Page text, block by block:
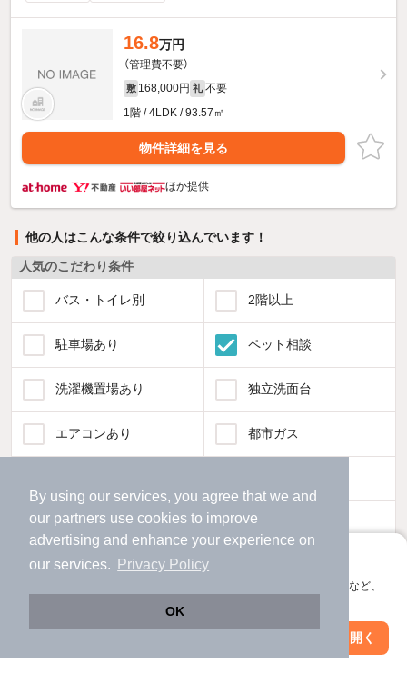
By using our services, you agree that we and
our partners use cookies to improve
advertising and enhance your experience on
our services.
Privacy Policy
OK
アプリに切り替えて、サクサクお部屋探し
会員登録なしですぐ使える。マップ検索やお気に入り保存など、
アプリを開く
16.8万円
（管理費不要）
敷 168,000円 礼 不要
1階 / 4LDK / 93.57㎡
物件詳細を見る
ほか提供
他の人はこんな条件で絞り込んでいます！
人気のこだわり条件
バス・トイレ別 2階以上
駐車場あり ペット相談
洗濯機置場あり 独立洗面台
エアコンあり 都市ガス
コンロ2口以上 追焚き機能
TV付インターホン
該当件数:
絞り込み条件を変更